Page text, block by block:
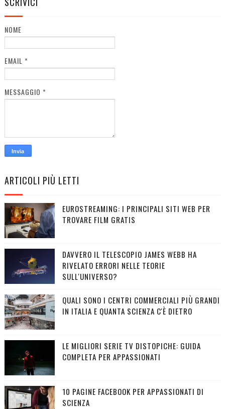
NOME
EMAIL *
MESSAGGIO *
ARTICOLI PIÙ LETTI
EUROSTREAMING: I PRINCIPALI SITI WEB PER
TROVARE FILM GRATIS
DAVVERO IL TELESCOPIO JAMES WEBB HA
RIVELATO ERRORI NELLE TEORIE
SULL'UNIVERSO?
QUALI SONO I CENTRI COMMERCIALI PIÙ GRANDI
IN ITALIA E QUANTA SCIENZA C'È DIETRO
LE MIGLIORI SERIE TV DISTOPICHE: GUIDA
COMPLETA PER APPASSIONATI
10 PAGINE FACEBOOK PER APPASSIONATI DI
SCIENZA